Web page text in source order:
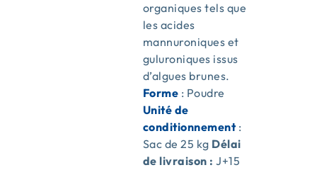
organiques tels que
les acides
mannuroniques et
guluroniques issus
d’algues brunes.
Forme : Poudre
Unité de
conditionnement:
Sac de 25 kg Délai
de livraison : J+15